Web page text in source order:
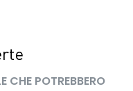
CHE POTREBBERO